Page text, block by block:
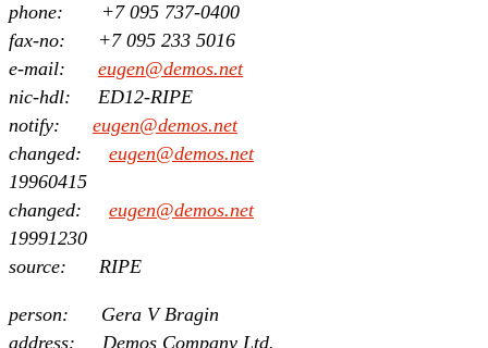
phone: +7 095 737-0400
fax-no: +7 095 233 5016
e-mail: eugen@demos.net
nic-hdl: ED12-RIPE
notify: eugen@demos.net
changed: eugen@demos.net
19960415
changed: eugen@demos.net
19991230
source: RIPE
person: Gera V Bragin
address: Demos Company Ltd.